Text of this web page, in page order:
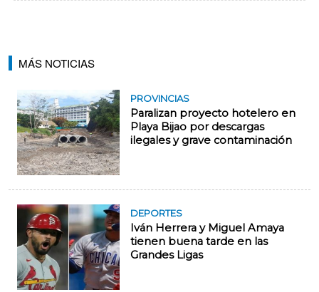
MÁS NOTICIAS
PROVINCIAS
Paralizan proyecto hotelero en
Playa Bijao por descargas
ilegales y grave contaminación
DEPORTES
Iván Herrera y Miguel Amaya
tienen buena tarde en las
Grandes Ligas